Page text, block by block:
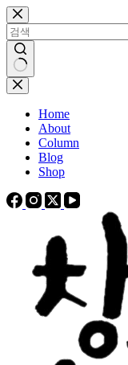
본
문
으
로
건
너
결
Home
About
Column
Blog
Shop